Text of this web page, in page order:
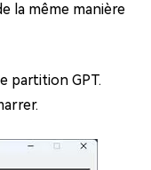
la même manière
partition GPT.